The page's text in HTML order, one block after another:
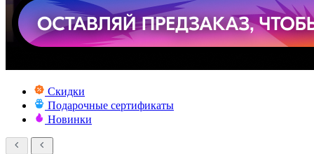
Скидки
Подарочные сертификаты
Новинки